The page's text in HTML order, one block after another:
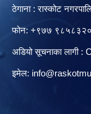
ठेगाना : रास्कोट
फोन: +९७७
अडियो सूचनाका लागी
इमेल: